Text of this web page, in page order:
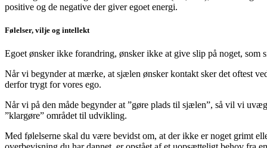
positive og de negative der giver egoet energi.
Følelser, vilje og intellekt
Egoet ønsker ikke forandring, ønsker ikke at give slip på noget, som
Når vi begynder at mærke, at sjælen ønsker kontakt sker det oftest
derfor trygt for vores ego.
Når vi på den måde begynder at ”gøre plads til sjælen”, så vil vi
”klargøre” området til udvikling.
Med følelserne skal du være bevidst om, at der ikke er noget grimt